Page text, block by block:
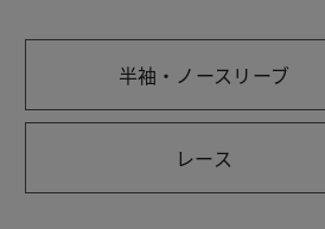
半袖・ノースリーブ
レース